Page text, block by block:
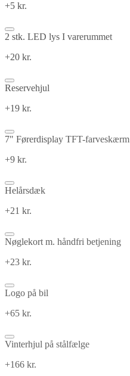
+5 kr.
2 stk. LED lys I varerummet
+20 kr.
Reservehjul
+19 kr.
7" Førerdisplay TFT-farveskærm
+9 kr.
Helårsdæk
+21 kr.
Nøglekort m. håndfri betjening
+23 kr.
Logo på bil
+65 kr.
Vinterhjul på stålfælge
+166 kr.